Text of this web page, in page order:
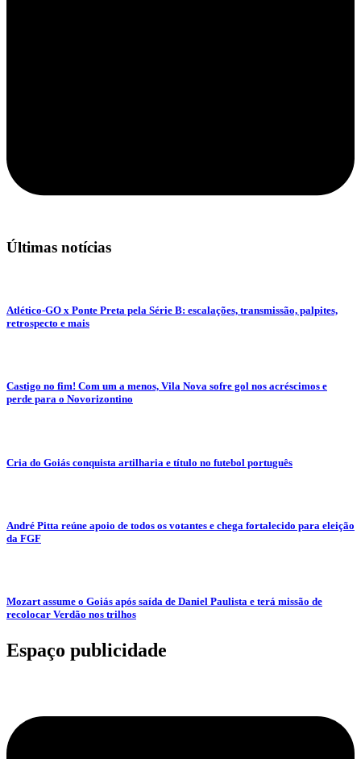
Últimas notícias
Atlético-GO x Ponte Preta pela Série B: escalações, transmissão, palpites,
retrospecto e mais
Castigo no fim! Com um a menos, Vila Nova sofre gol nos acréscimos e
perde para o Novorizontino
Cria do Goiás conquista artilharia e título no futebol português
André Pitta reúne apoio de todos os votantes e chega fortalecido para eleição
da FGF
Mozart assume o Goiás após saída de Daniel Paulista e terá missão de
recolocar Verdão nos trilhos
Espaço publicidade